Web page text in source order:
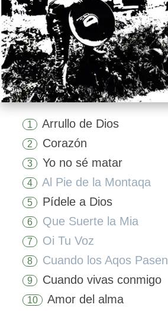
1 Arrullo de Dios
2 Corazón
3 Yo no sé matar
4 Al Pie de la Montaqa
5 Pídele a Dios
6 Que Suerte la Mia
7 Oi Tu Voz
8 Cuando los Aqos Pasen
9 Cuando vivas conmigo
10 Amor del alma